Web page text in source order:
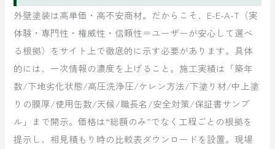
外壁塗装は高単価・高不安商材。だからこそ、E-E-A-T（実
体験・専門性・権威性・信頼性＝ユーザーが安心して選べ
る根拠）をサイト上で徹底的に示す必要があります。具体
的には、一次情報の濃度を上げること。施工実績は「築年
数/下地劣化状態/高圧洗浄圧/ケレン方法/下塗り材/中上塗
りの膜厚/使用缶数/天候/職長名/安全対策/保証書サンプ
ル」まで開示。価格は“総額のみ”でなく工程ごとの根拠を
提示し、相見積もり時の比較表ダウンロードを設置。現場